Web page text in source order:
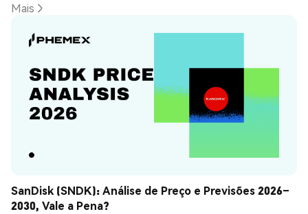
Mais
SanDisk (SNDK): Análise de Preço e Previsões 2026–
2030, Vale a Pena?